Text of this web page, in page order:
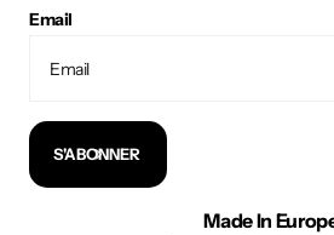
Email
S'ABONNER
Made In